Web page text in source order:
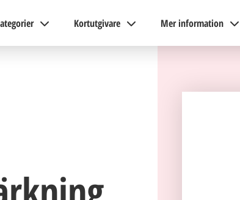
Kortutgivare Mer information